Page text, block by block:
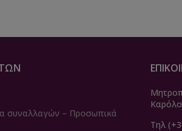
συναλλαγών – Προσωπικά
Τηλ